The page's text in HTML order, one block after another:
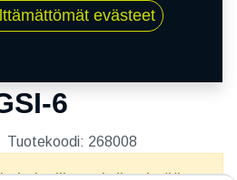
6
Tuotekoodi: 268008
evästeet